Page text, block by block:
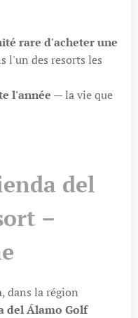
rare d'acheter une
l'un des resorts les
l'année — la vie que
del
–
, dans la région
del Álamo Golf